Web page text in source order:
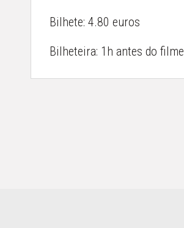
DESTAQUES
ACERCA
GALERIA
Bilhete: 4.80 euros
Bilheteira: 1h antes do filme